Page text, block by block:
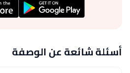
أسئلة شائعة عن الوصفة